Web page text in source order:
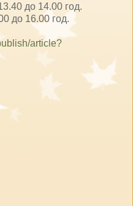
до 14.00 год.
до 16.00 год.
article?